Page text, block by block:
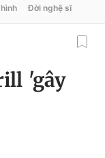
Đời nghệ sĩ
'gây